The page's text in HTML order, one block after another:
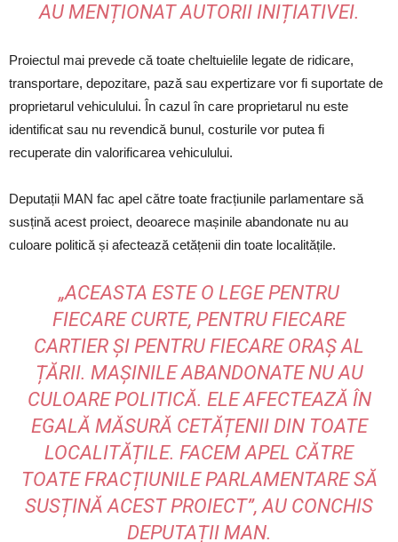
AU MENȚIONAT AUTORII INIȚIATIVEI.
Proiectul mai prevede că toate cheltuielile legate de ridicare,
transportare, depozitare, pază sau expertizare vor fi suportate de
proprietarul vehiculului. În cazul în care proprietarul nu este
identificat sau nu revendică bunul, costurile vor putea fi
recuperate din valorificarea vehiculului.
Deputații MAN fac apel către toate fracțiunile parlamentare să
susțină acest proiect, deoarece mașinile abandonate nu au
culoare politică și afectează cetățenii din toate localitățile.
„ACEASTA ESTE O LEGE PENTRU
FIECARE CURTE, PENTRU FIECARE
CARTIER ȘI PENTRU FIECARE ORAȘ AL
ȚĂRII. MAȘINILE ABANDONATE NU AU
CULOARE POLITICĂ. ELE AFECTEAZĂ ÎN
EGALĂ MĂSURĂ CETĂȚENII DIN TOATE
LOCALITĂȚILE. FACEM APEL CĂTRE
TOATE FRACȚIUNILE PARLAMENTARE SĂ
SUSȚINĂ ACEST PROIECT”, AU CONCHIS
DEPUTAȚII MAN.